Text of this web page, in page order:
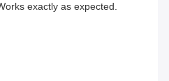
exactly as expected.